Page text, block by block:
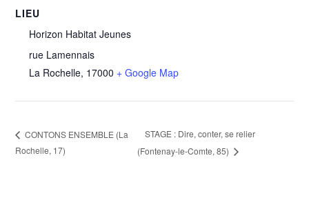
LIEU
Horizon Habitat Jeunes
rue Lamennais
La Rochelle, 17000 + Google Map
CONTONS ENSEMBLE (La
Rochelle, 17)
STAGE : Dire, conter, se relier
(Fontenay-le-Comte, 85)